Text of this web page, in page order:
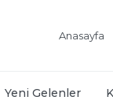
Anasayfa
Yeni Gelenler